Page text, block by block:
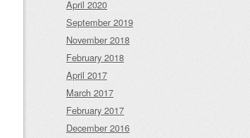
April 2020
September 2019
November 2018
February 2018
April 2017
March 2017
February 2017
December 2016